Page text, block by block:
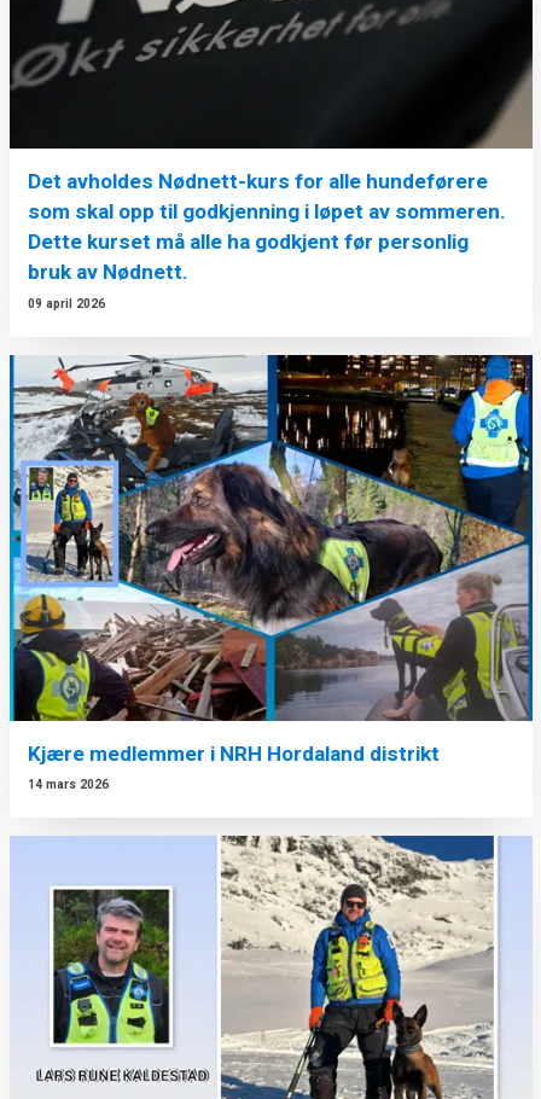
Det avholdes Nødnett-kurs for alle hundeførere
som skal opp til godkjenning i løpet av sommeren.
Dette kurset må alle ha godkjent før personlig
bruk av Nødnett.
09 april 2026
Kjære medlemmer i NRH Hordaland distrikt
14 mars 2026